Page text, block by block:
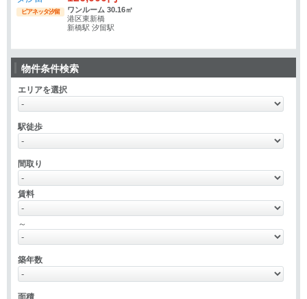
ピアネッタ汐留
ワンルーム 30.16㎡
港区東新橋
新橋駅 汐留駅
物件条件検索
エリアを選択
駅徒歩
間取り
賃料
～
築年数
面積